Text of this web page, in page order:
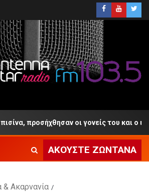
οι γονείς του και ο
ΑΚΟΎΣΤΕ ΖΩΝΤΑΝΆ
& Ακαρνανία